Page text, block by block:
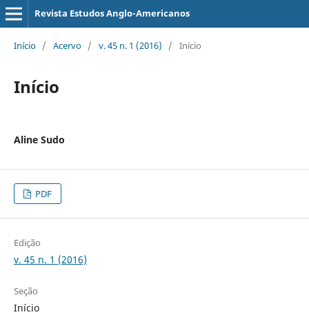
Revista Estudos Anglo-Americanos
Início / Acervo / v. 45 n. 1 (2016) / Início
Início
Aline Sudo
PDF
Edição
v. 45 n. 1 (2016)
Seção
Início